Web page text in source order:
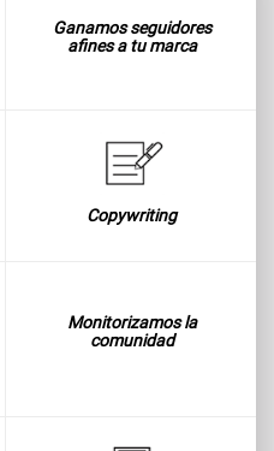
Ganamos seguidores
afines a tu marca
Copywriting
Monitorizamos la
comunidad